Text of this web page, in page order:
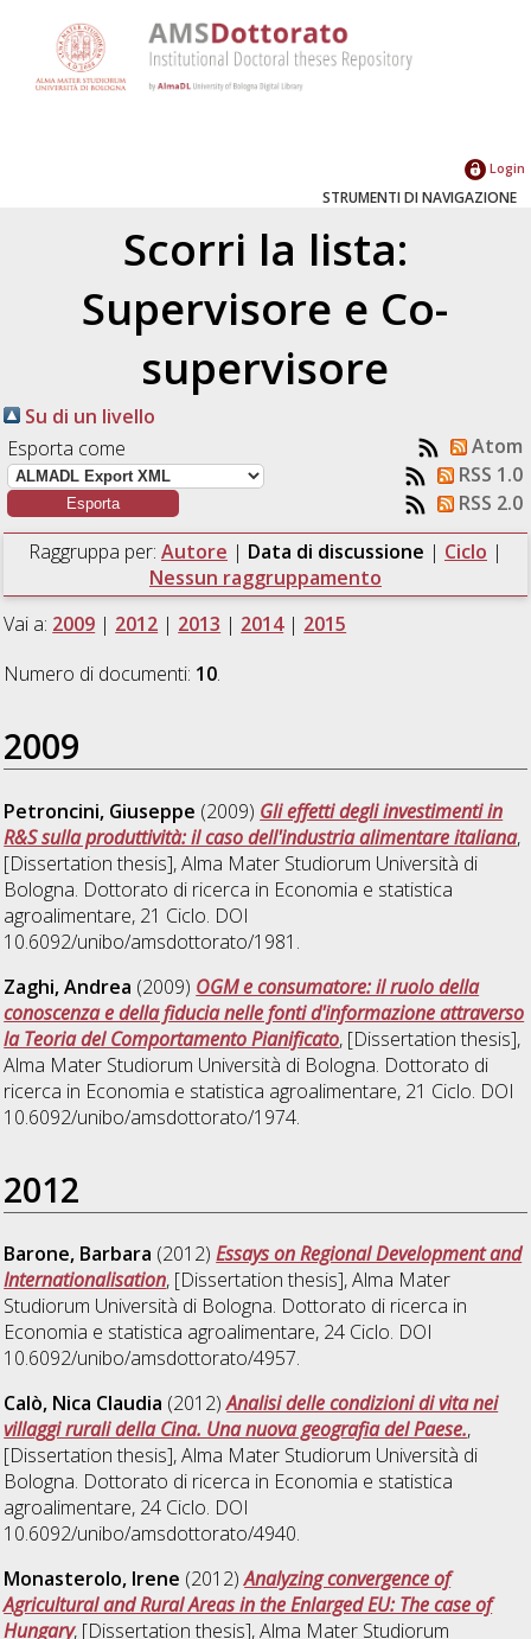
Login
STRUMENTI DI NAVIGAZIONE
Scorri la lista:
Supervisore e Co-
supervisore
Su di un livello
Esporta come
Atom
RSS 1.0
RSS 2.0
Raggruppa per: Autore | Data di discussione | Ciclo |
Nessun raggruppamento
Vai a: 2009 | 2012 | 2013 | 2014| 2015
Numero di documenti: 10.
2009
Petroncini, Giuseppe (2009) Gli effetti degli investimenti in
R&S sulla produttività: il caso dell'industria alimentare italiana,
[Dissertation thesis], Alma Mater Studiorum Università di
Bologna. Dottorato di ricerca in Economia e statistica
agroalimentare, 21 Ciclo. DOI
10.6092/unibo/amsdottorato/1981.
Zaghi, Andrea (2009) OGM e consumatore: il ruolo della
conoscenza e della fiducia nelle fonti d'informazione attraverso
la Teoria del Comportamento Pianificato, [Dissertation thesis],
Alma Mater Studiorum Università di Bologna. Dottorato di
ricerca in Economia e statistica agroalimentare, 21 Ciclo. DOI
10.6092/unibo/amsdottorato/1974.
2012
Barone, Barbara (2012)Essays on Regional Development and
Internationalisation, [Dissertation thesis], Alma Mater
Studiorum Università di Bologna. Dottorato di ricerca in
Economia e statistica agroalimentare, 24 Ciclo. DOI
10.6092/unibo/amsdottorato/4957.
Calò, Nica Claudia (2012)Analisi delle condizioni di vita nei
villaggi rurali della Cina. Una nuova geografia del Paese.,
[Dissertation thesis], Alma Mater Studiorum Università di
Bologna. Dottorato di ricerca in Economia e statistica
agroalimentare, 24 Ciclo. DOI
10.6092/unibo/amsdottorato/4940.
Monasterolo, Irene (2012)Analyzing convergence of
Agricultural and Rural Areas in the Enlarged EU: The case of
Hungary, [Dissertation thesis], Alma Mater Studiorum